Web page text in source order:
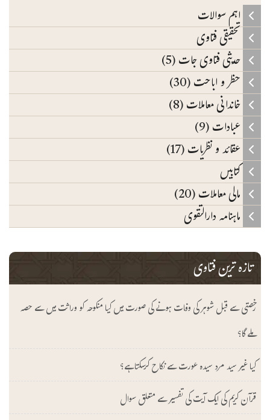
اہم سوالات
تحقیقی فتاوی
حدیثی فتاوی جات (5)
حظر و اباحت (30)
خاندانی معاملات (8)
عبادات (9)
عقائد و نظریات (17)
کتابیں
مالی معاملات (20)
ماہنامہ دارالتقوی
تازہ ترین فتاوی
رخصتی سے قبل شوہر کی وفات ہونے کی صورت میں کیا منکوحہ کو وراثت میں سے حصہ
ملے گا؟
کیا غیر سید مرد سیدہ عورت سے نکاح کرسکتا ہے؟
قرآن کریم کی ایک آیت کی تفسیر سے متعلق سوال